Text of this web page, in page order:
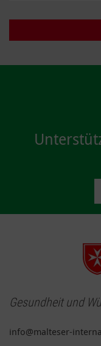
Gesundheit und
info@malteser-